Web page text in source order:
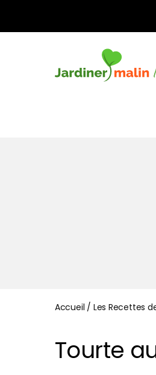
Accueil / Les Recettes
Tourte